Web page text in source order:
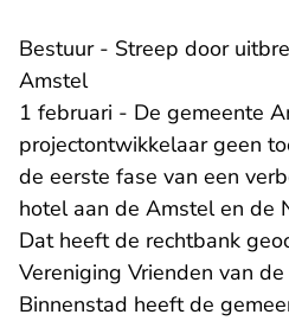
Bestuur - Streep door
Amstel
1 februari - De gemeente
projectontwikkelaar geen
de eerste fase van een
hotel aan de Amstel en de
Dat heeft de rechtbank
Vereniging Vrienden van
Binnenstad heeft de